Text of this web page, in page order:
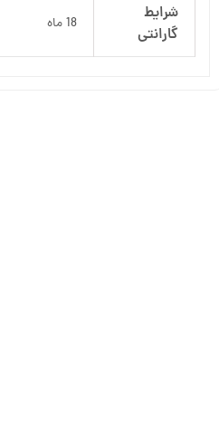
شرایط
گارانتی
18 ماه